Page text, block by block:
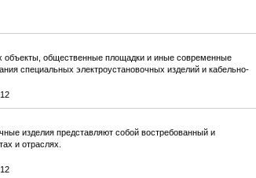
объекты, общественные площадки и иные современные
специальных электроустановочных изделий и кабельно-
изделия представляют собой востребованный и
и отраслях.